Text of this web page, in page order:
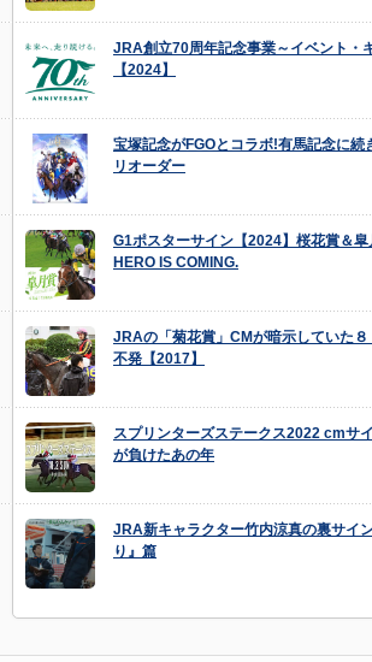
JRA創立70周年記念事業～イベント・
【2024】
宝塚記念がFGOとコラボ!有馬記念に続
リオーダー
G1ポスターサイン【2024】桜花賞＆皐
HERO IS COMING.
JRAの「菊花賞」CMが暗示していた
不発【2017】
スプリンターズステークス2022 cmサ
が負けたあの年
JRA新キャラクター竹内涼真の裏サイ
り』篇